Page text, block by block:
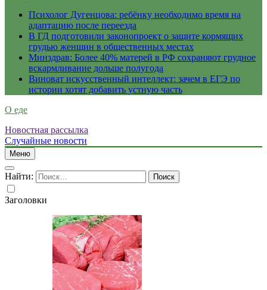
Психолог Дугенцова: ребёнку необходимо время на
адаптацию после переезда
В ГД подготовили законопроект о защите кормящих
грудью женщин в общественных местах
Минздрав: Более 40% матерей в РФ сохраняют грудное
вскармливание дольше полугода
Виноват искусственный интеллект: зачем в ЕГЭ по
истории хотят добавить устную часть
О еде
Новостная рассылка
Случайные новости
Меню
Найти:
Заголовки